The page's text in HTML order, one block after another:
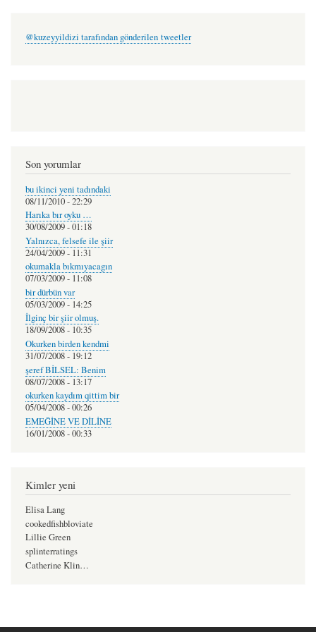
@kuzeyyildizi tarafından gönderilen tweetler
Son yorumlar
bu ikinci yeni tadındaki
08/11/2010 - 22:29
Harıka bır oyku …
30/08/2009 - 01:18
Yalnızca, felsefe ile şiir
24/04/2009 - 11:31
okumakla bıkmıyacagın
07/03/2009 - 11:08
bir dürbün var
05/03/2009 - 14:25
İlginç bir şiir olmuş.
18/09/2008 - 10:35
Okurken birden kendmi
31/07/2008 - 19:12
şeref BİLSEL: Benim
08/07/2008 - 13:17
okurken kaydım qittim bir
05/04/2008 - 00:26
EMEĞİNE VE DİLİNE
16/01/2008 - 00:33
Kimler yeni
Elisa Lang
cookedfishbloviate
Lillie Green
splinterratings
Catherine Klin…